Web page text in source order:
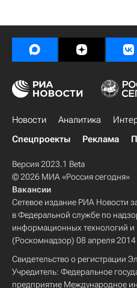
Новости Аналитика
Спецпроекты
Реклама
Версия 2023.1 Beta
© 2026 МИА «Россия сегодня»
Вакансии
Сетевое издание РИА Новости
в Федеральной службе по
информационных технологий
(Роскомнадзор) 08 апреля 2014
Свидетельство о регистрации
Учредитель: Федеральное
предприятие Международное